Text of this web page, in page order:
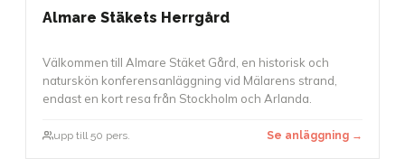
Almare Stäkets Herrgård
Välkommen till Almare Stäket Gård, en historisk och
naturskön konferensanläggning vid Mälarens strand,
endast en kort resa från Stockholm och Arlanda.
upp till 50 pers. Se anläggning →